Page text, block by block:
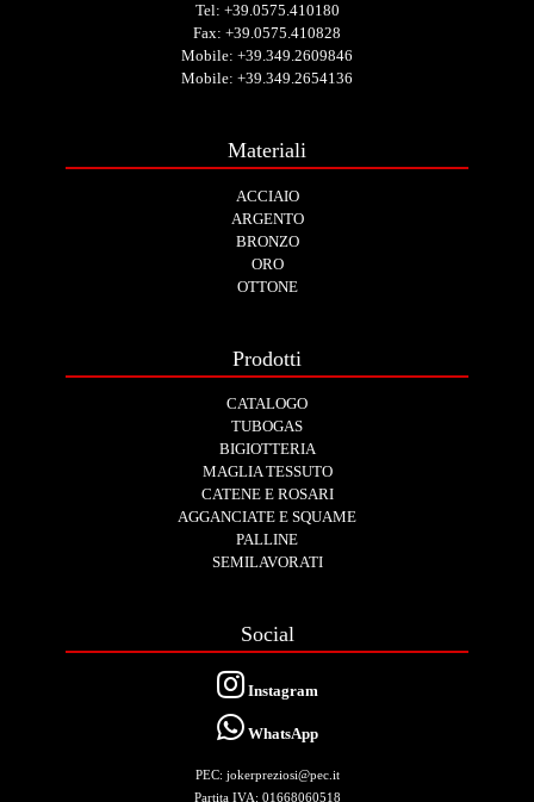
Tel: +39.0575.410180
Fax: +39.0575.410828
Mobile: +39.349.2609846
Mobile: +39.349.2654136
Materiali
ACCIAIO
ARGENTO
BRONZO
ORO
OTTONE
Prodotti
CATALOGO
TUBOGAS
BIGIOTTERIA
MAGLIA TESSUTO
CATENE E ROSARI
AGGANCIATE E SQUAME
PALLINE
SEMILAVORATI
Social
Instagram
WhatsApp
PEC: jokerpreziosi@pec.it
Partita IVA: 01668060518